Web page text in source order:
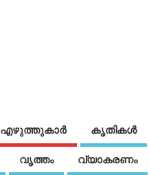
എഴുത്തുകാര്‍ കൃതികൾ
വൃത്തം വ്യാകരണം